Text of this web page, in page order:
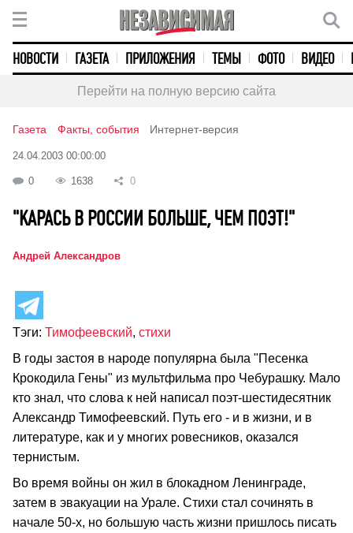
НОВОСТИ ГАЗЕТА ПРИЛОЖЕНИЯ ТЕМЫ ФОТО ВИДЕО
Перейти на полную версию сайта
Газета Факты, события Интернет-версия
24.04.2003 00:00:00
0 1638 0
"КАРАСЬ В РОССИИ БОЛЬШЕ, ЧЕМ ПОЭТ!"
Андрей Александров
Тэги: Тимофеевский, стихи
В годы застоя в народе популярна была "Песенка
Крокодила Гены" из мультфильма про Чебурашку. Мало
кто знал, что слова к ней написал поэт-шестидесятник
Александр Тимофеевский. Путь его - и в жизни, и в
литературе, как и у многих ровесников, оказался
тернистым.
Во время войны он жил в блокадном Ленинграде,
затем в эвакуации на Урале. Стихи стал сочинять в
начале 50-х, но большую часть жизни пришлось писать